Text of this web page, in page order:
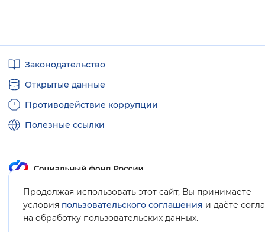
Продолжая использовать этот сайт, Вы принимаете
условия пользовательского соглашения и даёте
на обработку пользовательских данных.
ссылкиЗаконодательство
Открытые данные
Противодействие коррупции
Полезные ссылки
Карта сайта